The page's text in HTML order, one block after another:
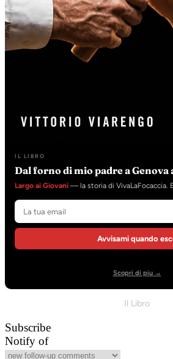
IL LIBRO
Dal forno di mio padre a Genova
Largo ai Giovani — la storia di VivaLaFocaccia.
Avvisami quando
Scopri di piu →
Il Libro
Subscribe
Notify of